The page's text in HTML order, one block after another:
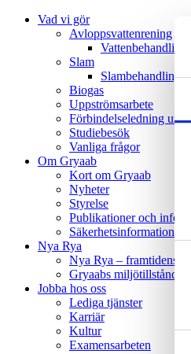
Vad vi gör
Avloppsvattenrening
Vatten­behandling
Slam
Slambehandling
Biogas
Uppströmsarbete
Förbindelseledning
Studiebesök
Vanliga frågor
Om Gryaab
Kort om Gryaab
Nyheter
Styrelse
Publikationer och
Säkerhetsinformation till
Nya Rya
Nya Rya – framtidens
Gryaabs miljötillstånd
Jobba hos oss
Lediga tjänster
Karriär
Kultur
Examensarbeten